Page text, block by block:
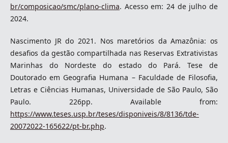
br/composicao/smc/plano-clima. Acesso em: 24 de julho de
2024.
Nascimento JR do 2021. Nos maretórios da Amazônia: os
desafios da gestão compartilhada nas Reservas Extrativistas
Marinhas do Nordeste do estado do Pará. Tese de
Doutorado em Geografia Humana – Faculdade de Filosofia,
Letras e Ciências Humanas, Universidade de São Paulo, São
Paulo. 226pp. Available from:
https://www.teses.usp.br/teses/disponiveis/8/8136/tde-
20072022-165622/pt-br.php.